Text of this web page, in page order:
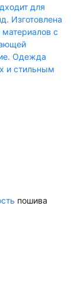
для
Изготовлена
с
Одежда
и стильным
пошива